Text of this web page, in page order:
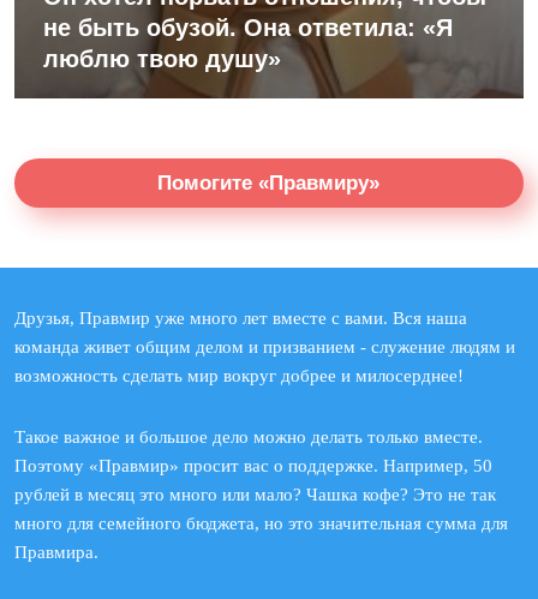
не быть обузой. Она ответила: «Я
люблю твою душу»
Помогите «Правмиру»
Друзья, Правмир уже много лет вместе с вами. Вся наша
команда живет общим делом и призванием - служение людям и
возможность сделать мир вокруг добрее и милосерднее!
Такое важное и большое дело можно делать только вместе.
Поэтому «Правмир» просит вас о поддержке. Например, 50
рублей в месяц это много или мало? Чашка кофе? Это не так
много для семейного бюджета, но это значительная сумма для
Правмира.